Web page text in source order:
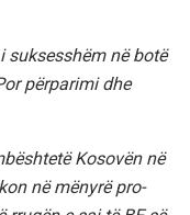
suksesshëm në botë
përparimi dhe
Kosovën në
në mënyrë pro-